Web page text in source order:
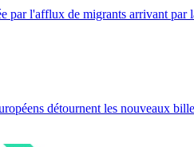
par l'afflux de migrants arrivant par
détournent les nouveaux